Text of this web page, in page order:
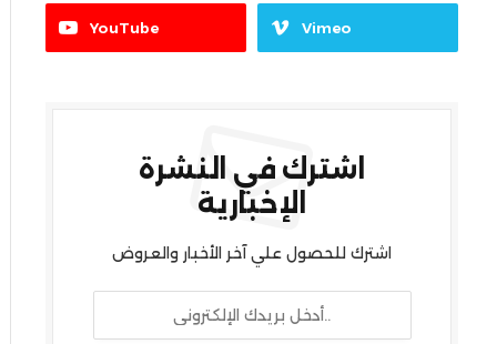
YouTube Vimeo
اشترك في النشرة
الإخبارية
اشترك للحصول علي آخر الأخبار والعروض